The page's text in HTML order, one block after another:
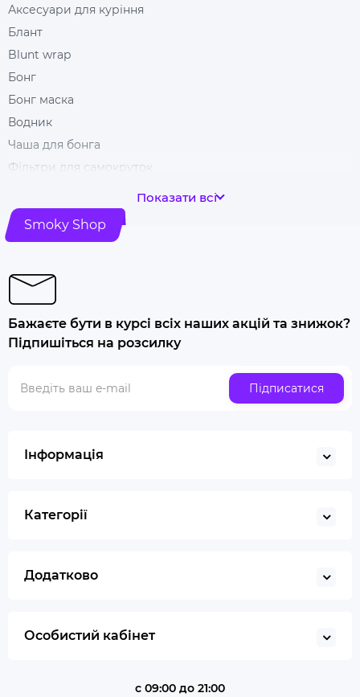
Аксесуари для куріння
Блант
Blunt wrap
Бонг
Бонг маска
Водник
Чаша для бонга
Фільтри для самокруток
Гріндери
Ковпак для куріння
Купити папір для самокруток
Попільничка
Купити люльку для куріння
Люлька для куріння набір
Купити ювелірні ваги
Гільйотина для сигар
Показати всі
Smoky Shop
Бажаєте бути в курсі всіх наших акцій та знижок?
Підпишіться на розсилку
Підписатися
Інформація
Категорії
Додатково
Особистий кабінет
с 09:00 до 21:00